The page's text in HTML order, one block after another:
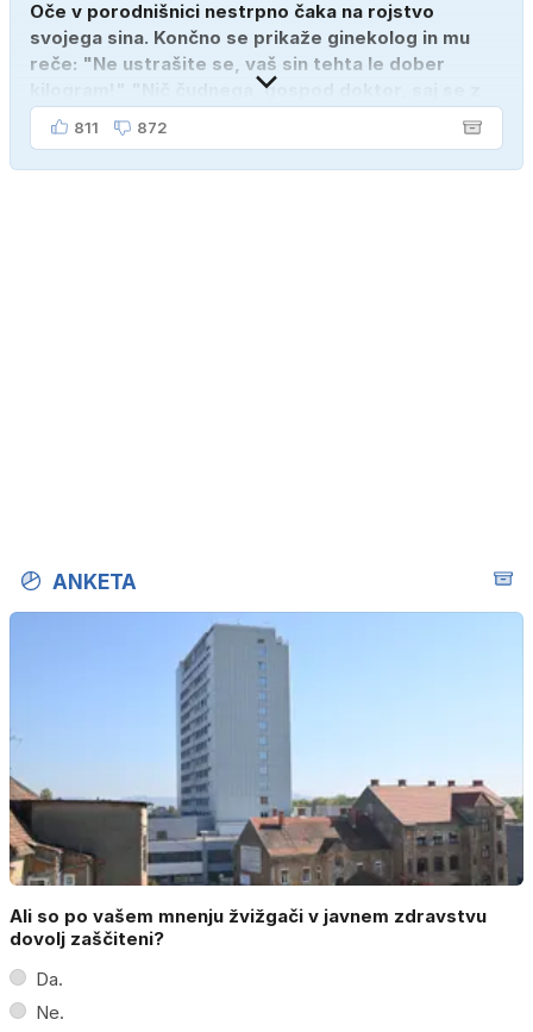
Oče v porodnišnici nestrpno čaka na rojstvo
svojega sina. Končno se prikaže ginekolog in mu
reče: "Ne ustrašite se, vaš sin tehta le dober
kilogram!" "Nič čudnega, gospod doktor, saj se z
ženo poznava šele tri mesece."
811 872
ANKETA
Ali so po vašem mnenju žvižgači v javnem zdravstvu
dovolj zaščiteni?
Da.
Ne.